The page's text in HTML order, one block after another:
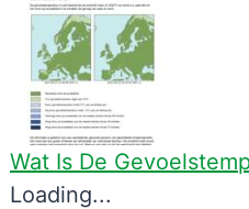
Wat Is De
Loading...